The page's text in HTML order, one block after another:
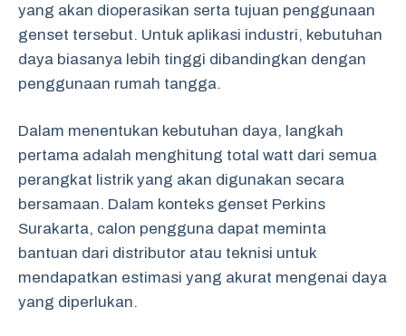
yang akan dioperasikan serta tujuan penggunaan
genset tersebut. Untuk aplikasi industri, kebutuhan
daya biasanya lebih tinggi dibandingkan dengan
penggunaan rumah tangga.
Dalam menentukan kebutuhan daya, langkah
pertama adalah menghitung total watt dari semua
perangkat listrik yang akan digunakan secara
bersamaan. Dalam konteks genset Perkins
Surakarta, calon pengguna dapat meminta
bantuan dari distributor atau teknisi untuk
mendapatkan estimasi yang akurat mengenai daya
yang diperlukan.